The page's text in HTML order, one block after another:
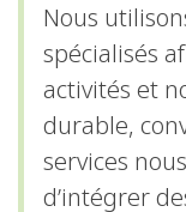
Nous
spécialisés
activités et
durable,
services
d’intégrer